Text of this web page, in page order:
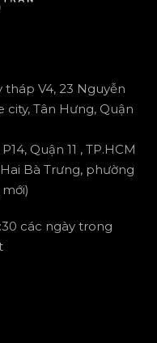
tháp V4, 23 Nguyễn
city, Tân Hưng, Quận
Quận 11 , TP.HCM
Bà Trưng, phường
các ngày trong